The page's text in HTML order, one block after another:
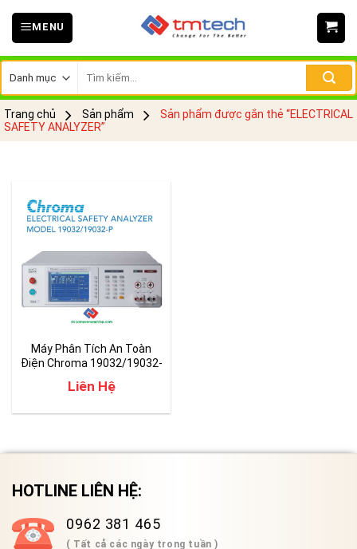
Skip
MENU
kiếm:
Trang chủ Sản phẩm
Sản phẩm được gắn thẻ “ELECTRICAL
SAFETY ANALYZER”
Máy Phân Tích An Toàn
Điện Chroma 19032/19032-
Liên Hệ
HOTLINE LIÊN HỆ:
0962 381 465
( Tất cả các ngày trong tuần )